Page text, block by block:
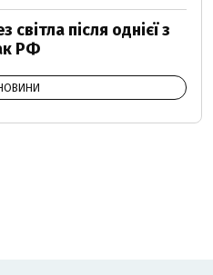
після однієї з
РФ